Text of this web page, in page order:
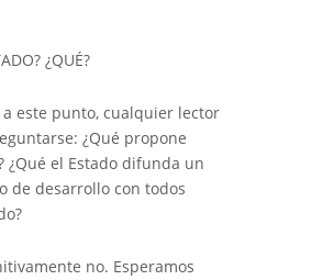
¿QUÉ?
a este punto, cualquier lector
¿Qué propone
¿Qué el Estado difunda un
de desarrollo con todos
no. Esperamos